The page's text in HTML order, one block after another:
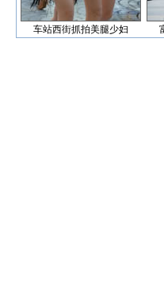
车站西街抓拍美腿少妇